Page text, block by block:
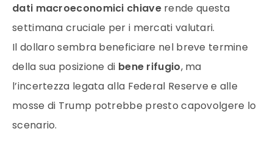
dati macroeconomici chiaverende questa
settimana cruciale per i mercati valutari.
Il dollaro sembra beneficiare nel breve termine
della sua posizione di bene rifugio, ma
l’incertezza legata alla Federal Reserve e alle
mosse di Trump potrebbe presto capovolgere lo
scenario.